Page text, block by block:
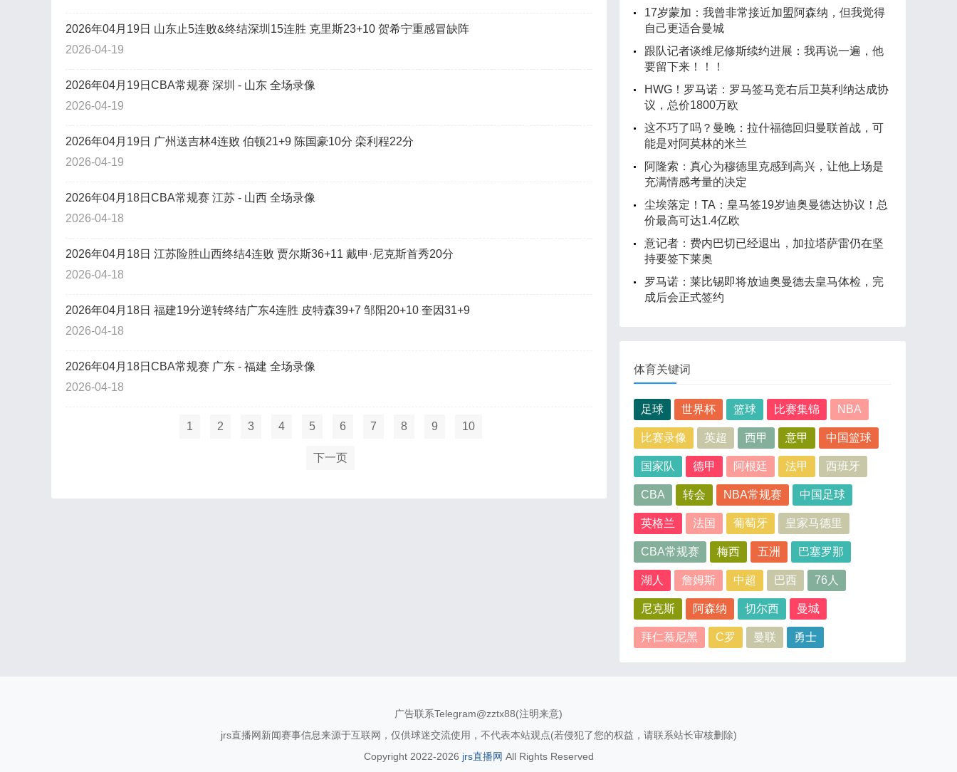
2026年04月19日 山东止5连败&终结深圳15连胜 克里斯23+10 贺希宁重感冒缺阵
2026-04-19
2026年04月19日CBA常规赛 深圳 - 山东 全场录像
2026-04-19
2026年04月19日 广州送吉林4连败 伯顿21+9 陈国豪10分 栾利程22分
2026-04-19
2026年04月18日CBA常规赛 江苏 - 山西 全场录像
2026-04-18
2026年04月18日 江苏险胜山西终结4连败 贾尔斯36+11 戴申·尼克斯首秀20分
2026-04-18
2026年04月18日 福建19分逆转终结广东4连胜 皮特森39+7 邹阳20+10 奎因31+9
2026-04-18
2026年04月18日CBA常规赛 广东 - 福建 全场录像
2026-04-18
1 2 3 4 5 6 7 8 9 10
下一页
17岁蒙加：我曾非常接近加盟阿森纳，但我觉得
自己更适合曼城
跟队记者谈维尼修斯续约进展：我再说一遍，他
要留下来！！！
HWG！罗马诺：罗马签马竞右后卫莫利纳达成协
议，总价1800万欧
这不巧了吗？曼晚：拉什福德回归曼联首战，可
能是对阿莫林的米兰
阿隆索：真心为穆德里克感到高兴，让他上场是
充满情感考量的决定
尘埃落定！TA：皇马签19岁迪奥曼德达协议！总
价最高可达1.4亿欧
意记者：费内巴切已经退出，加拉塔萨雷仍在坚
持要签下莱奥
罗马诺：莱比锡即将放迪奥曼德去皇马体检，完
成后会正式签约
体育关键词
足球 世界杯 篮球 比赛集锦 NBA
比赛录像 英超 西甲 意甲 中国篮球
国家队 德甲 阿根廷 法甲 西班牙
CBA 转会 NBA常规赛 中国足球
英格兰 法国 葡萄牙 皇家马德里
CBA常规赛 梅西 五洲 巴塞罗那
湖人 詹姆斯 中超 巴西 76人
尼克斯 阿森纳 切尔西 曼城
拜仁慕尼黑 C罗 曼联 勇士
广告联系Telegram@zztx88(注明来意)
jrs直播网新闻赛事信息来源于互联网，仅供球迷交流使用，不代表本站观点(若侵犯了您的权益，请联系站长审核删除)
Copyright 2022-2026 jrs直播网 All Rights Reserved